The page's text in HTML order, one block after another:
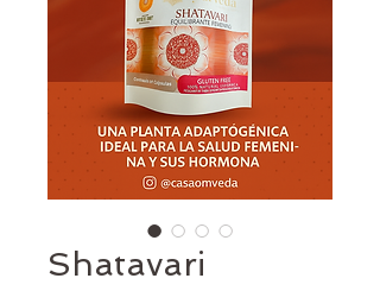
Shatavari